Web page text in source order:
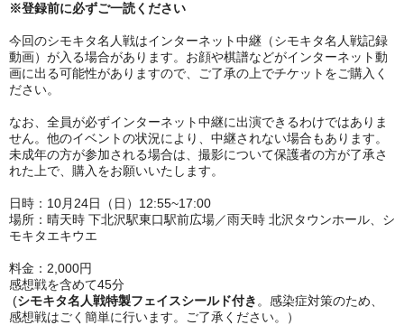
※登録前に必ずご一読ください
今回のシモキタ名人戦はインターネット中継（シモキタ名人戦記録
動画）が入る場合があります。お顔や棋譜などがインターネット動
画に出る可能性がありますので、ご了承の上でチケットをご購入く
ださい。
なお、全員が必ずインターネット中継に出演できるわけではありま
せん。他のイベントの状況により、中継されない場合もあります。
未成年の方が参加される場合は、撮影について保護者の方が了承さ
れた上で、購入をお願いいたします。
日時：10月24日（日）12:55~17:00
場所：晴天時 下北沢駅東口駅前広場／雨天時 北沢タウンホール、シ
モキタエキウエ
料金：2,000円
感想戦を含めて45分
(シモキタ名人戦特製フェイスシールド付き 。感染症対策のため、
感想戦はごく簡単に行います。ご了承ください。）